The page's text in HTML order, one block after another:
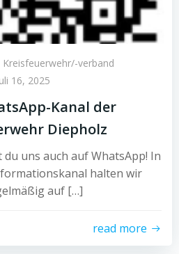
Kreisfeuerwehr/-verband
16, 2025
Kanal der
Diepholz
uns auch auf WhatsApp! In
halten wir
auf […]
read more